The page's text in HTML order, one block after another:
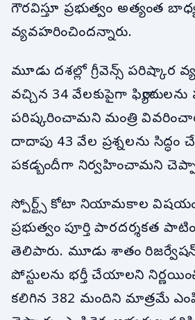
గౌరవిస్తూ ప్రభుత్వం అత్యంత
వ్యవహరించిందన్నారు.
మూడు దశల్లో గ్రీవెన్స్ పరిష్కార
వచ్చిన 34 వేలకుపైగా
పరిష్కరించామని మంత్రి
దాదాపు 43 వేల ప్రశ్నలను సిద్ధం
పకడ్బందీగా నిర్వహించామని
స్పోర్ట్స్ కోటా నియామకాల
ప్రభుత్వం పూర్తి పారదర్శకత
తెలిపారు. మూడు శాతం రిజర్వేషన్
పోస్టులను భర్తీ చేయాలని
కలిగిన 382 మందిని మాత్రమే